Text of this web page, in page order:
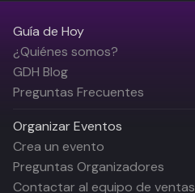
Guía de Hoy
¿Quiénes somos?
GDH Blog
Preguntas Frecuentes
Organizar Eventos
Crea un evento
Preguntas Organizadores
Contactar al equipo de ventas